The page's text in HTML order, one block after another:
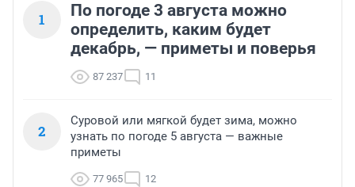
1
По погоде 3 августа можно
определить, каким будет
декабрь, — приметы и поверья
87 237 11
2
Суровой или мягкой будет зима, можно
узнать по погоде 5 августа — важные
приметы
77 965 12